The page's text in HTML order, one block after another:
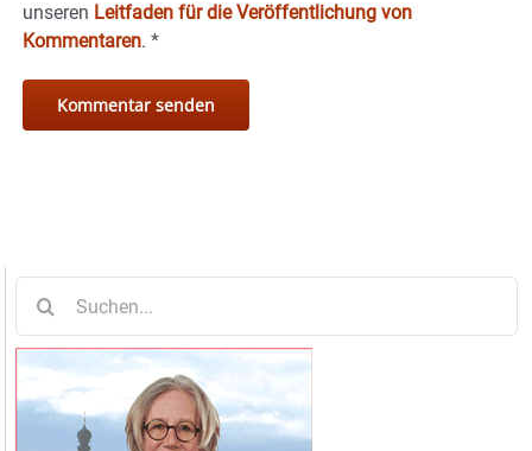
unseren Leitfaden für die Veröffentlichung von
Kommentaren. *
nach: